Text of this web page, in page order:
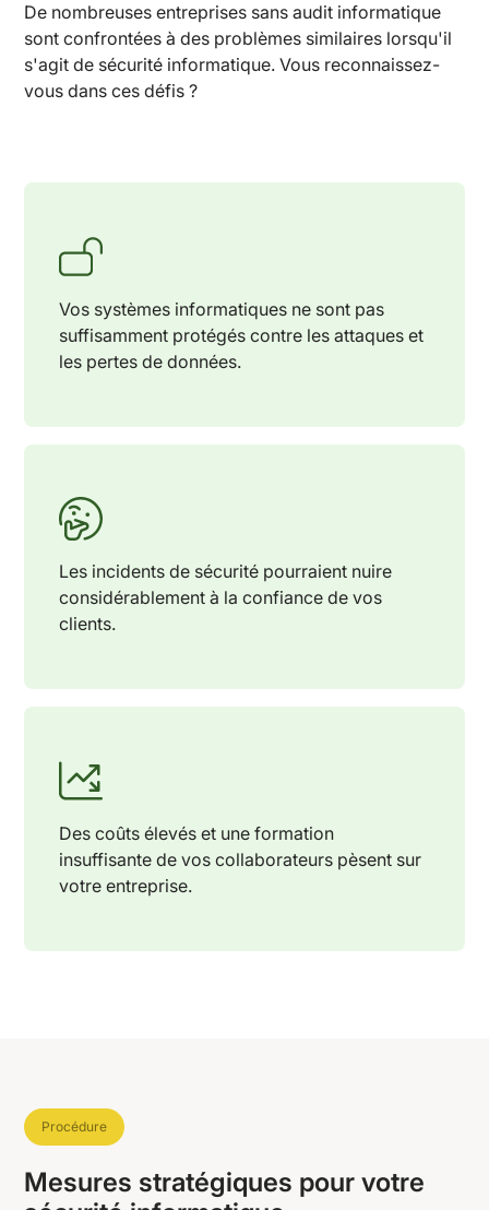
De nombreuses entreprises sans audit informatique
sont confrontées à des problèmes similaires lorsqu'il
s'agit de sécurité informatique. Vous reconnaissez-
vous dans ces défis ?
Vos systèmes informatiques ne sont pas
suffisamment protégés contre les attaques et
les pertes de données.
Les incidents de sécurité pourraient nuire
considérablement à la confiance de vos
clients.
Des coûts élevés et une formation
insuffisante de vos collaborateurs pèsent sur
votre entreprise.
Procédure
Mesures stratégiques pour votre